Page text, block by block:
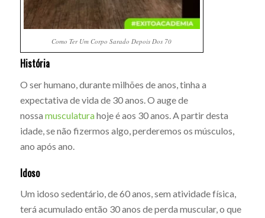
Como Ter Um Corpo Sarado Depois Dos 70
História
O ser humano, durante milhões de anos, tinha a
expectativa de vida de 30 anos. O auge de
nossa musculaturahoje é aos 30 anos. A partir desta
idade, se não fizermos algo, perderemos os músculos,
ano após ano.
Idoso
Um idoso sedentário, de 60 anos, sem atividade física,
terá acumulado então 30 anos de perda muscular, o que